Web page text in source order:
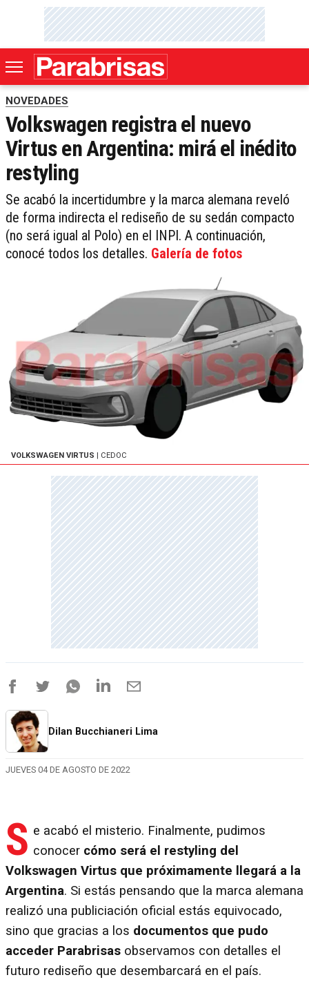
NOVEDADES
Volkswagen registra el nuevo
Virtus en Argentina: mirá el inédito
restyling
Se acabó la incertidumbre y la marca alemana reveló
de forma indirecta el rediseño de su sedán compacto
(no será igual al Polo) en el INPI. A continuación,
conocé todos los detalles. Galería de fotos
VOLKSWAGEN VIRTUS | CEDOC
Dilan Bucchianeri Lima
JUEVES 04 DE AGOSTO DE 2022
S e acabó el misterio. Finalmente, pudimos
conocer cómo será el restyling del
Volkswagen Virtus que próximamente llegará a la
Argentina. Si estás pensando que la marca alemana
realizó una publiciación oficial estás equivocado,
sino que gracias a los documentos que pudo
acceder Parabrisas observamos con detalles el
futuro rediseño que desembarcará en el país.